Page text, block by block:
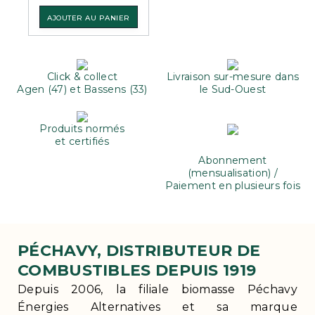
AJOUTER AU PANIER
Click & collect
Agen (47) et Bassens (33)
Livraison sur-mesure dans
le Sud-Ouest
Produits normés
et certifiés
Abonnement
(mensualisation) /
Paiement en plusieurs fois
PÉCHAVY, DISTRIBUTEUR DE
COMBUSTIBLES DEPUIS 1919
Depuis 2006, la filiale biomasse Péchavy
Énergies Alternatives et sa marque